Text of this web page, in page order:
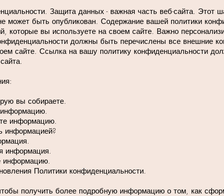
Защита данных - важная часть веб-сайта. Этот
может быть опубликован. Содержание вашей политики
которые вы используете на своем сайте. Важно
должны быть перечислены все внешние
сайте. Ссылка на вашу политику конфиденциальности
вы собираете.
информацию.
информацией?
информация.
информацию.
Политики конфиденциальности.
получить более подробную информацию о том, как